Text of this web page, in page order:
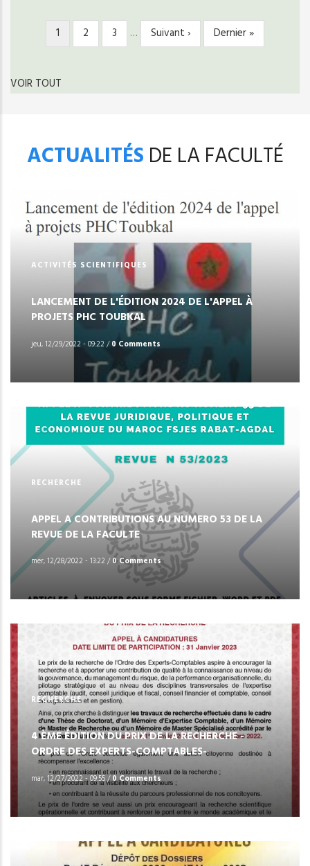
PAGINATION
Page
courante
1 Page
2 Page
3 …
Page
suivante
Suivant ›
Dernière
page
Dernier »
VOIR TOUT
ACTUALITÉS DE LA FACULTÉ
ACTIVITÉS SCIENTIFIQUES
LANCEMENT DE L'ÉDITION 2024 DE L'APPEL À
PROJETS PHC TOUBKAL
jeu, 12/29/2022 - 09:22/0 Comments
RECHERCHE
APPEL A CONTRIBUTIONS AU NUMERO 53 DE LA
REVUE DE LA FACULTE
mer, 12/28/2022 - 13:22 /0 Comments
RECHERCHE
4 ÈME ÉDITION DU PRIX DE LA RECHERCHE -
ORDRE DES EXPERTS-COMPTABLES-
mar, 12/27/2022 - 09:55/0 Comments